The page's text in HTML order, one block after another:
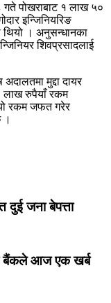
पोखराबाट १ लाख ५०
इन्जिनियरिङ
थियो । अनुसन्धानका
शिवप्रसादलाई
मुद्दा दायर
लाख रुपैयाँ रकम
रकम जफत गरेर
।
दुई जना बेपत्ता
बैंकले आज एक खर्ब